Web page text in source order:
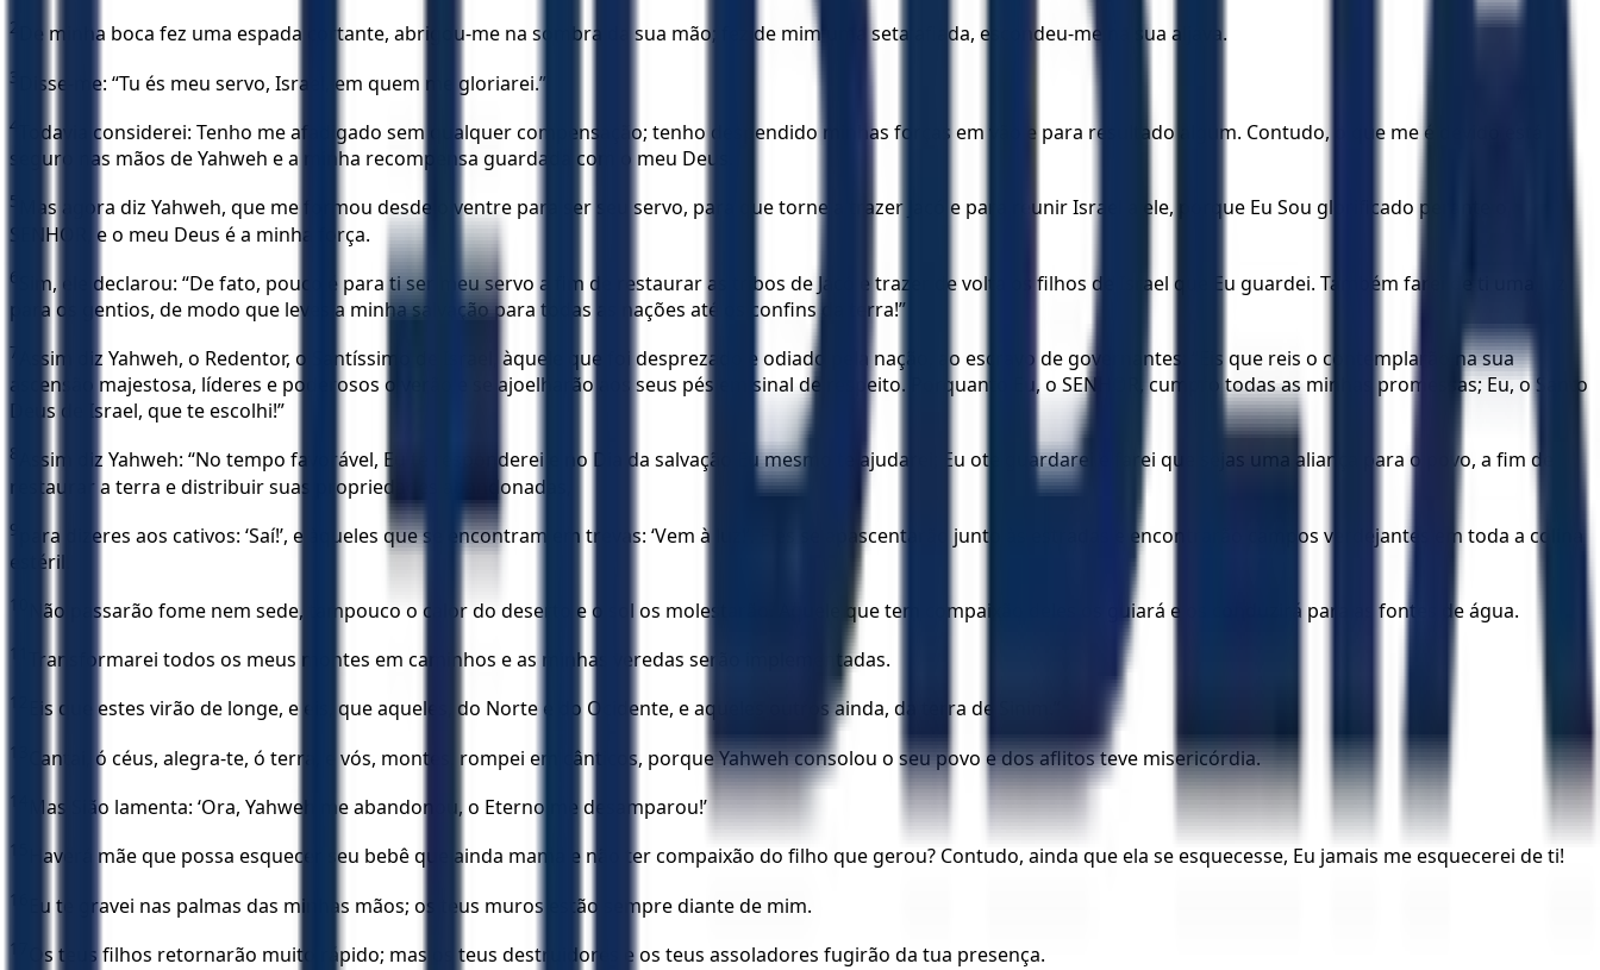
2 De minha boca fez uma espada cortante, abrigou-me na sombra da sua mão; fez de mim uma seta afiada, escondeu-me na sua aljava.
3 Disse-me: “Tu és meu servo, Israel, em quem me gloriarei.”
4
Todavia considerei: Tenho me afadigado sem qualquer compensação; tenho despendido minhas forças em vão e para resultado algum. Contudo, o que me é devido está
seguro nas mãos de Yahweh e a minha recompensa guardada com o meu Deus.
5
Mas agora diz Yahweh, que me formou desde o ventre para ser seu servo, para que torne a trazer Jacó e para reunir Israel a ele, porque Eu Sou glorificado perante o
SENHOR, e o meu Deus é a minha força.
6
Sim, ele declarou: “De fato, pouco é para ti ser meu servo a fim de restaurar as tribos de Jacó e trazer de volta os filhos de Israel que Eu guardei. Também farei de ti uma luz
para os gentios, de modo que leves a minha salvação para todas as nações até os confins da terra!”
7
Assim diz Yahweh, o Redentor, o Santíssimo de Israel, àquele que foi desprezado e odiado pela nação, ao escravo de governantes: “Eis que reis o contemplarão na sua
ascensão majestosa, líderes e poderosos o verão e se ajoelharão aos seus pés em sinal de respeito. Porquanto Eu, o SENHOR, cumpro todas as minhas promessas; Eu, o Santo
Deus de Israel, que te escolhi!”
8
Assim diz Yahweh: “No tempo favorável, Eu te responderei e no Dia da salvação Eu mesmo te ajudarei; Eu ote guardarei e farei que sejas uma aliança para o povo, a fim de
restaurar a terra e distribuir suas propriedades abandonadas,
9
para dizeres aos cativos: ‘Saí!’, e àqueles que se encontram em trevas: ‘Vem à luz!’. Eles se apascentarão junto às estradas e encontrarão campos verdejantes em toda a colina
estéril.
10 Não passarão fome nem sede, tampouco o calor do deserto e o sol os molestarão. Aquele que tem compaixão deles os guiará e os conduzirá para as fontes de água.
11 Transformarei todos os meus montes em caminhos e as minhas veredas serão implementadas.
12 Eis que estes virão de longe, e eis, que aqueles, do Norte e do Ocidente, e aqueles outros ainda, da terra de Sinim.”
13 Cantai, ó céus, alegra-te, ó terra, e vós, montes, rompei em cânticos, porque Yahweh consolou o seu povo e dos aflitos teve misericórdia.
14 Mas Sião lamenta: ‘Ora, Yahweh me abandonou, o Eterno me desamparou!’
15 Haverá mãe que possa esquecer seu bebê que ainda mama e não ter compaixão do filho que gerou? Contudo, ainda que ela se esquecesse, Eu jamais me esquecerei de ti!
16 Eu te gravei nas palmas das minhas mãos; os teus muros estão sempre diante de mim.
17 Os teus filhos retornarão muito rápido; mas os teus destruidores e os teus assoladores fugirão da tua presença.